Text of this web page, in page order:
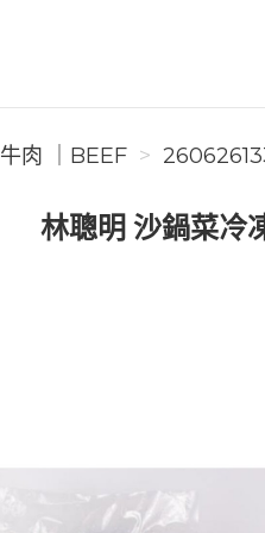
牛肉 ｜BEEF
林聰明 沙鍋菜冷